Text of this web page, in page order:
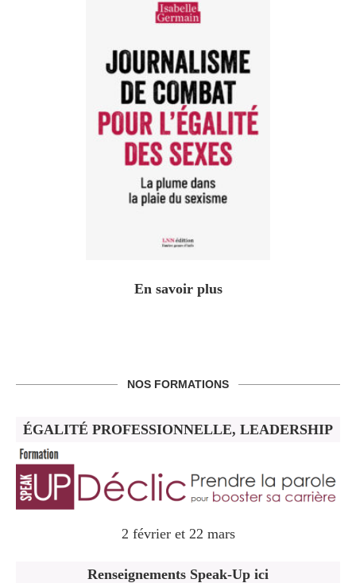
En savoir plus
NOS FORMATIONS
ÉGALITÉ PROFESSIONNELLE, LEADERSHIP
2 février et 22 mars
Renseignements Speak-Up ici